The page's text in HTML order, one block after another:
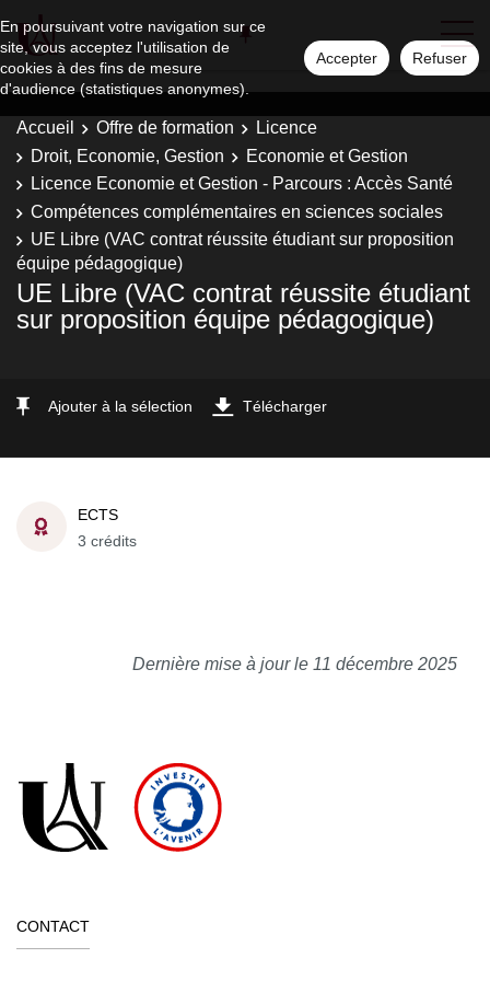
En poursuivant votre navigation sur ce
site, vous acceptez l'utilisation de
cookies à des fins de mesure
d'audience (statistiques anonymes).
Accepter Refuser
Accueil Offre de formation
Licence
Droit, Economie, Gestion
Economie et Gestion
Licence Economie et Gestion - Parcours : Accès Santé
Compétences complémentaires en sciences sociales
UE Libre (VAC contrat réussite étudiant sur proposition
équipe pédagogique)
UE Libre (VAC contrat réussite étudiant
sur proposition équipe pédagogique)
Ajouter à la sélection Télécharger
ECTS
3 crédits
Dernière mise à jour le 11 décembre 2025
CONTACT